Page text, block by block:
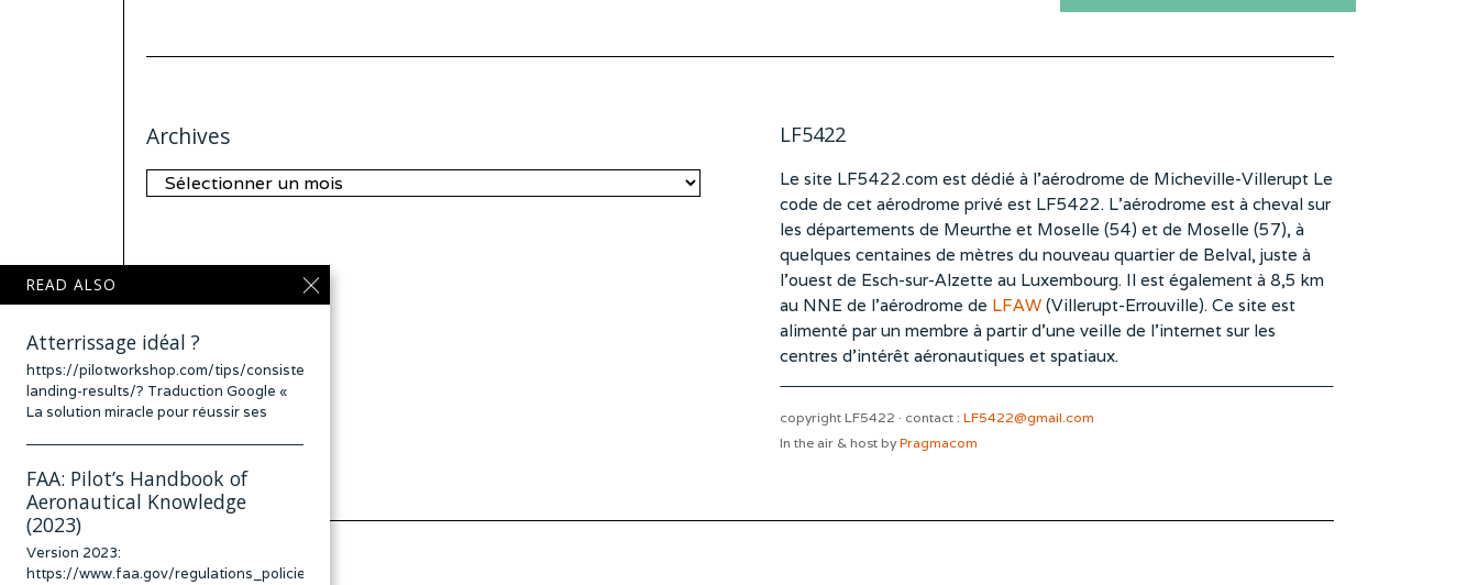
Archives
Archives
LF5422
Le site LF5422.com est dédié à l’aérodrome de Micheville-Villerupt Le
code de cet aérodrome privé est LF5422. L’aérodrome est à cheval sur
les départements de Meurthe et Moselle (54) et de Moselle (57), à
quelques centaines de mètres du nouveau quartier de Belval, juste à
l’ouest de Esch-sur-Alzette au Luxembourg. Il est également à 8,5 km
au NNE de l’aérodrome de LFAW(Villerupt-Errouville). Ce site est
alimenté par un membre à partir d’une veille de l’internet sur les
centres d’intérêt aéronautiques et spatiaux.
copyright LF5422 · contact : LF5422@gmail.com
In the air & host byPragmacom
READ ALSO
Atterrissage idéal ?
https://pilotworkshop.com/tips/consistent-
landing-results/? Traduction Google «
La solution miracle pour réussir ses
FAA: Pilot’s Handbook of
Aeronautical Knowledge
(2023)
Version 2023:
https://www.faa.gov/regulations_policies/handbooks_manuals/aviation/faa-